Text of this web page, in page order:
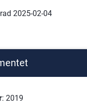
2025-02-04
: 2019